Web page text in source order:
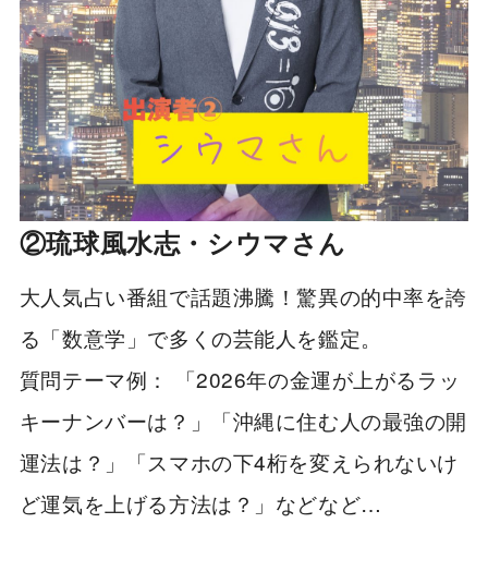
②琉球風水志・シウマさん
大人気占い番組で話題沸騰！驚異の的中率を誇
る「数意学」で多くの芸能人を鑑定。
質問テーマ例： 「2026年の金運が上がるラッ
キーナンバーは？」「沖縄に住む人の最強の開
運法は？」「スマホの下4桁を変えられないけ
ど運気を上げる方法は？」などなど…